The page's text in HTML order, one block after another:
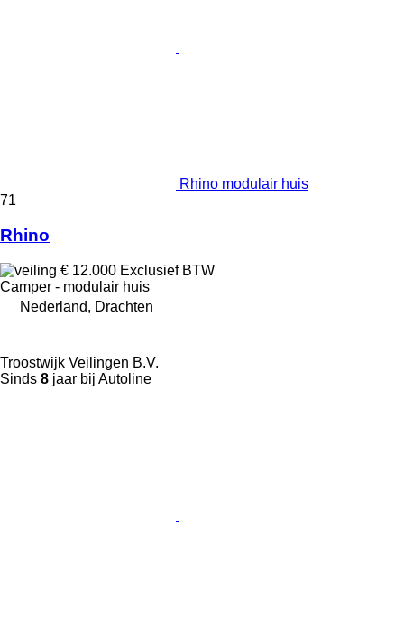
Rhino modulair huis
71
Rhino
€ 12.000 Exclusief BTW
Camper - modulair huis
Nederland, Drachten
Troostwijk Veilingen B.V.
Sinds 8 jaar bij Autoline